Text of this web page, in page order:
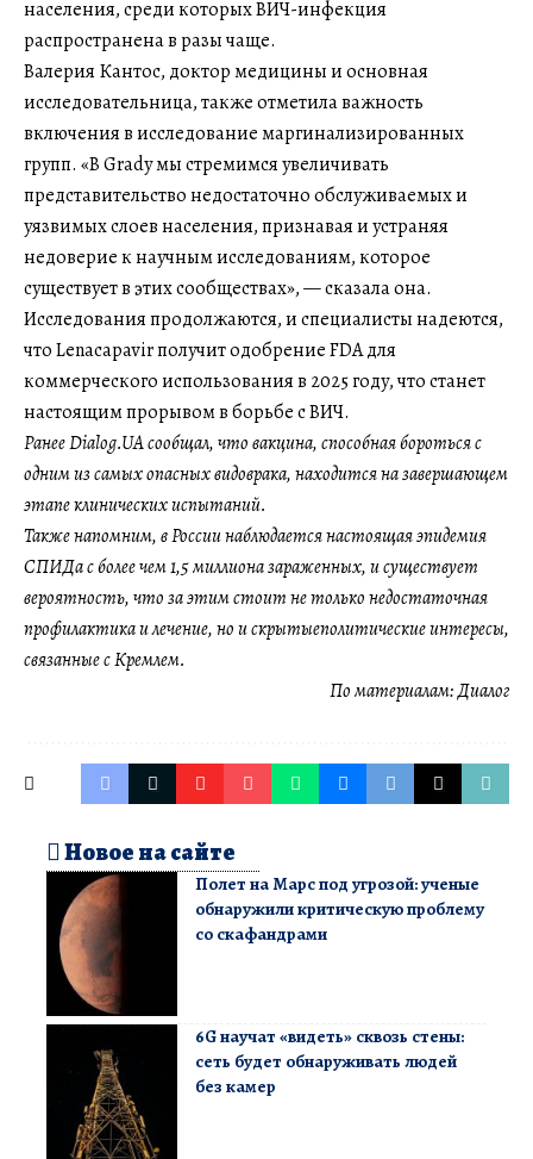
населения, среди которых ВИЧ-инфекция
распространена в разы чаще.
Валерия Кантос, доктор медицины и основная
исследовательница, также отметила важность
включения в исследование маргинализированных
групп. «В Grady мы стремимся увеличивать
представительство недостаточно обслуживаемых и
уязвимых слоев населения, признавая и устраняя
недоверие к научным исследованиям, которое
существует в этих сообществах», — сказала она.
Исследования продолжаются, и специалисты надеются,
что Lenacapavir получит одобрение FDA для
коммерческого использования в 2025 году, что станет
настоящим прорывом в борьбе с ВИЧ.
Ранее Dialog.UA сообщал, что вакцина, способная бороться с
одним из самых опасных видоврака, находится на завершающем
этапе клинических испытаний.
Также напомним, в России наблюдается настоящая эпидемия
СПИДа с более чем 1,5 миллиона зараженных, и существует
вероятность, что за этим стоит не только недостаточная
профилактика и лечение, но и скрытыеполитические интересы,
связанные с Кремлем.
По материалам:Диалог
Новое на сайте
Полет на Марс под угрозой: ученые
обнаружили критическую проблему
со скафандрами
6G научат «видеть» сквозь стены:
сеть будет обнаруживать людей
без камер